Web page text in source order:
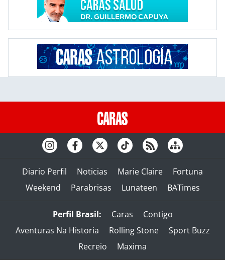
Diario Perfil Noticias Marie Claire
Fortuna
Weekend
Parabrisas Lunateen BATimes
Perfil Brasil: Caras
Contigo
Aventuras Na Historia
Rolling Stone
Sport Buzz
Recreio
Maxima